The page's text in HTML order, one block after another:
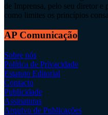
de Imprensa, pelo seu diretor e
como limites os princípios
AP Comunicação
Sobre nós
Política de Privacidade
Estatuto Editorial
Contacto
Publicidade
Assinaturas
Arquivo de Publicações